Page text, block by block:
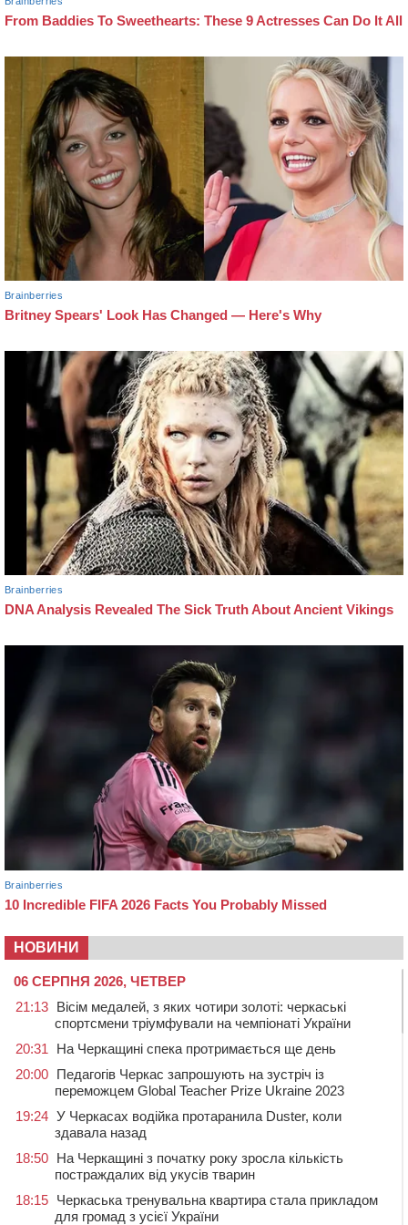
НОВИНИ
06 СЕРПНЯ 2026, ЧЕТВЕР
21:13 Вісім медалей, з яких чотири золоті: черкаські
спортсмени тріумфували на чемпіонаті України
20:31
На Черкащині спека протримається ще день
20:00 Педагогів Черкас запрошують на зустріч із
переможцем Global Teacher Prize Ukraine 2023
19:24 У Черкасах водійка протаранила Duster, коли
здавала назад
18:50 На Черкащині з початку року зросла кількість
постраждалих від укусів тварин
18:15 Черкаська тренувальна квартира стала прикладом
для громад з усієї України